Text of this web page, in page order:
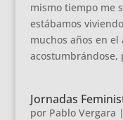
mismo tiempo me
estábamos
muchos años en el
acostumbrándose,
Jornadas
por Pablo Vergara |